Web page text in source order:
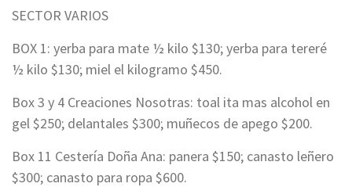
SECTOR VARIOS
BOX 1: yerba para mate ½ kilo $130; yerba para tereré
½ kilo $130; miel el kilogramo $450.
Box 3 y 4 Creaciones Nosotras: toal ita mas alcohol en
gel $250; delantales $300; muñecos de apego $200.
Box 11 Cestería Doña Ana: panera $150; canasto leñero
$300; canasto para ropa $600.